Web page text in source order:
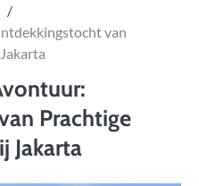
van
Prachtige
Jakarta